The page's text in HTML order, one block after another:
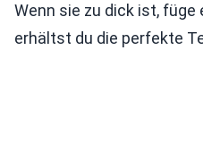
Wenn sie zu dick ist,
erhältst du die perfekte